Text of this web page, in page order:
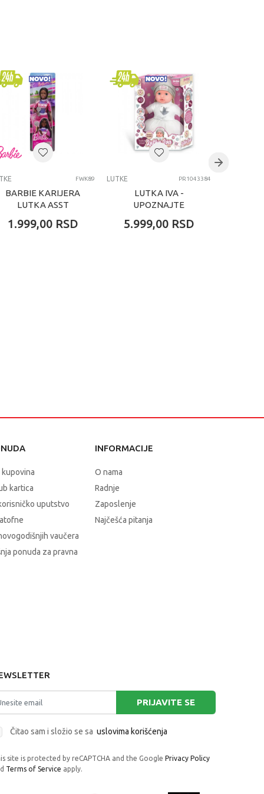
FWK89
BARBIE KARIJERA
LUTKA ASST
1.999,00 RSD
LUTKE PR1043384
LUTKA IVA -
UPOZNAJTE
5.999,00 RSD
kartica
uputstvo
vaučera
ponuda za pravna
INFORMACIJE
O nama
Radnje
Zaposlenje
Najčešća pitanja
PRIJAVITE SE
Čitao sam i složio se sa uslovima korišćenja
site is protected by reCAPTCHA and the Google Privacy Policy
Terms of Service apply.